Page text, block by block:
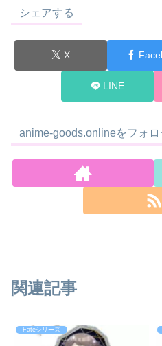
シェアする
X
LINE
anime-goods.onlineをフォロ
関連記事
Fateシリーズ